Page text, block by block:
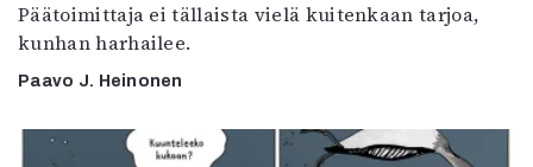
Päätoimittaja ei tällaista vielä kuitenkaan tarjoa,
kunhan harhailee.
Paavo J. Heinonen